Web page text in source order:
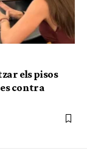
els pisos
contra